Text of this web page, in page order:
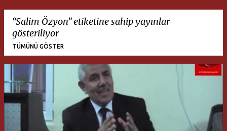
Salim Özyon etiketine sahip yayınlar
gösteriliyor
TÜMÜNÜ GÖSTER
K
a